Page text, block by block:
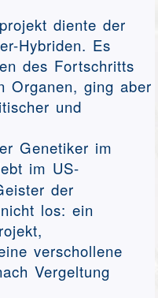
diente der
Hybriden. Es
des Fortschritts
Organen, ging aber
und
Genetiker im
im US-
der
los: ein
verschollene
Vergeltung